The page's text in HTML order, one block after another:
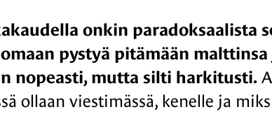
onkin paradoksaalista
pystyä pitämään
nopeasti, mutta silti harkitusti.
ollaan viestimässä, kenelle ja